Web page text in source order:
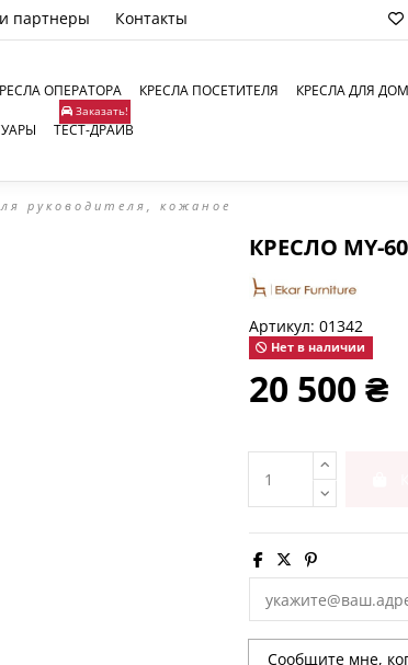
партнеры Контакты
ОПЕРАТОРА КРЕСЛА ПОСЕТИТЕЛЯ КРЕСЛА ДЛЯ
ТЕСТ-ДРАЙВ
Заказать!
руководителя, кожаное
КРЕСЛО MY-
Артикул: 01342
Нет в наличии
20 500 ₴